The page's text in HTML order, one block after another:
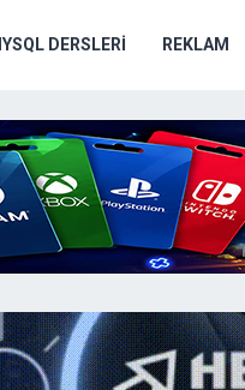
DERSLERI REKLAM